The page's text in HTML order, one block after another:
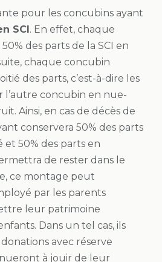
pour les concubins ayant
SCI. En effet, chaque
des parts de la SCI en
chaque concubin
des parts, c’est-à-dire les
l’autre concubin en nue-
Ainsi, en cas de décès de
conservera 50% des parts
50% des parts en
de rester dans le
ce montage peut
par les parents
leur patrimoine
Dans un tel cas, ils
avec réserve
à jouir de leur